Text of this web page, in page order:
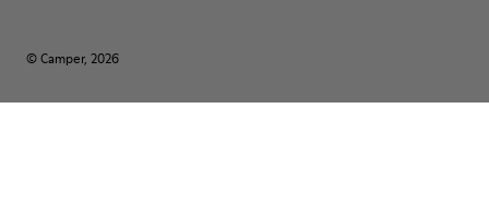
© Camper, 2026